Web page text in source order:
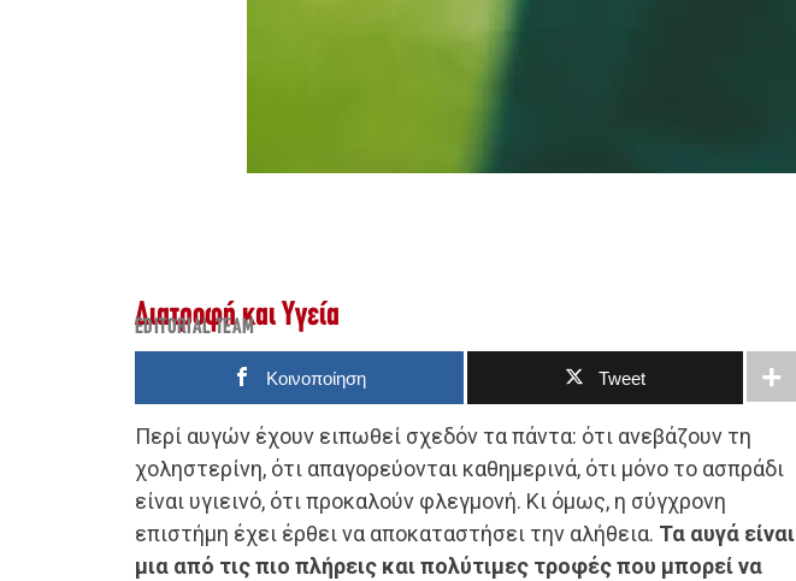
Διατροφή και Υγεία
EDITORIAL TEAM
Κοινοποίηση Tweet
Περί αυγών έχουν ειπωθεί σχεδόν τα πάντα: ότι ανεβάζουν τη
χοληστερίνη, ότι απαγορεύονται καθημερινά, ότι μόνο το ασπράδι
είναι υγιεινό, ότι προκαλούν φλεγμονή. Κι όμως, η σύγχρονη
επιστήμη έχει έρθει να αποκαταστήσει την αλήθεια. Τα αυγά είναι
μια από τις πιο πλήρεις και πολύτιμες τροφές που μπορεί να